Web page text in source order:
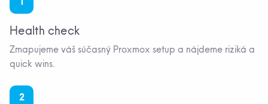
Health check
Zmapujeme váš súčasný Proxmox setup a nájdeme riziká a
quick wins.
2